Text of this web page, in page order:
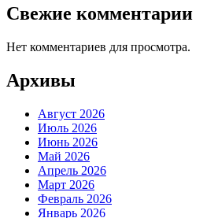
Свежие комментарии
Нет комментариев для просмотра.
Архивы
Август 2026
Июль 2026
Июнь 2026
Май 2026
Апрель 2026
Март 2026
Февраль 2026
Январь 2026